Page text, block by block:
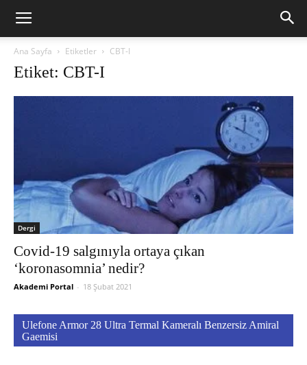
Ana Sayfa Etiketler CBT-I
Etiket: CBT-I
Dergi
Covid-19 salgınıyla ortaya çıkan
‘koronasomnia’ nedir?
Akademi Portal - 18 Şubat 2021
Ulefone Armor 28 Ultra Termal Kameralı Benzersiz Amiral
Gaemisi